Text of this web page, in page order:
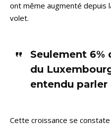
ont même augmenté depuis
volet.
Seulement 6%
du
entendu parler
Cette croissance se